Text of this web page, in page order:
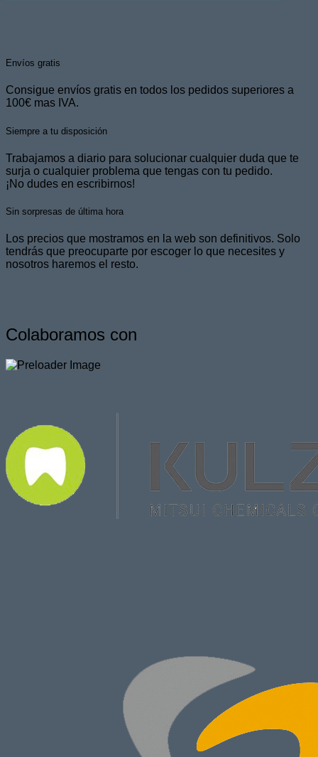
Envíos gratis
Consigue envíos gratis en todos los pedidos superiores a
100€ mas IVA.
Siempre a tu disposición
Trabajamos a diario para solucionar cualquier duda que te
surja o cualquier problema que tengas con tu pedido.
¡No dudes en escribirnos!
Sin sorpresas de última hora
Los precios que mostramos en la web son definitivos. Solo
tendrás que preocuparte por escoger lo que necesites y
nosotros haremos el resto.
Colaboramos con